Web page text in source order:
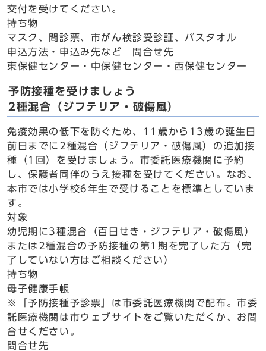
交付を受けてください。
持ち物
マスク、問診票、市がん検診受診証、バスタオル
申込方法・申込み先など 問合せ先
東保健センター・中保健センター・西保健センター
予防接種を受けましょう
2種混合（ジフテリア・破傷風）
免疫効果の低下を防ぐため、11歳から13歳の誕生日
前日までに2種混合（ジフテリア・破傷風）の追加接
種（1回）を受けましょう。市委託医療機関に予約
し、保護者同伴のうえ接種を受けてください。なお、
本市では小学校6年生で受けることを標準としていま
す。
対象
幼児期に3種混合（百日せき・ジフテリア・破傷風）
または2種混合の予防接種の第1期を完了した方（完
了していない方はご相談ください）
持ち物
母子健康手帳
※「予防接種予診票」は市委託医療機関で配布。市委
託医療機関は市ウェブサイトをご覧いただくか、お問
合せください。
問合せ先